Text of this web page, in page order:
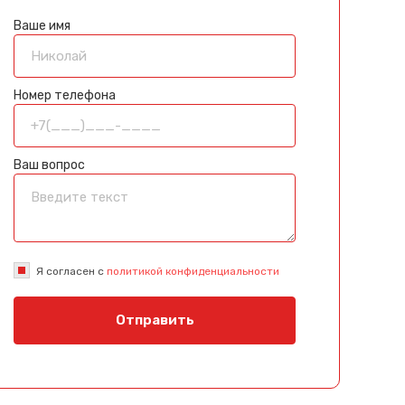
Ваше имя
Номер телефона
Ваш вопрос
Я согласен с политикой конфиденциальности
Отправить